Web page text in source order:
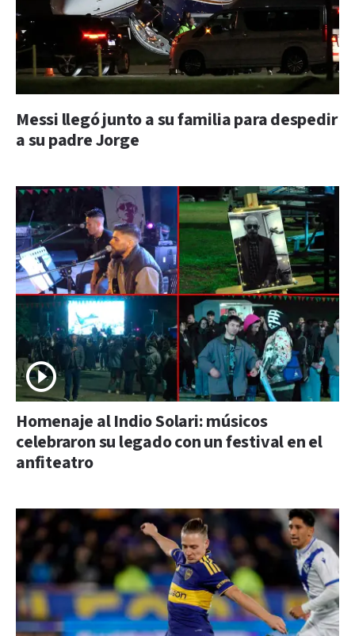
Messi llegó junto a su familia para despedir
a su padre Jorge
Homenaje al Indio Solari: músicos
celebraron su legado con un festival en el
anfiteatro